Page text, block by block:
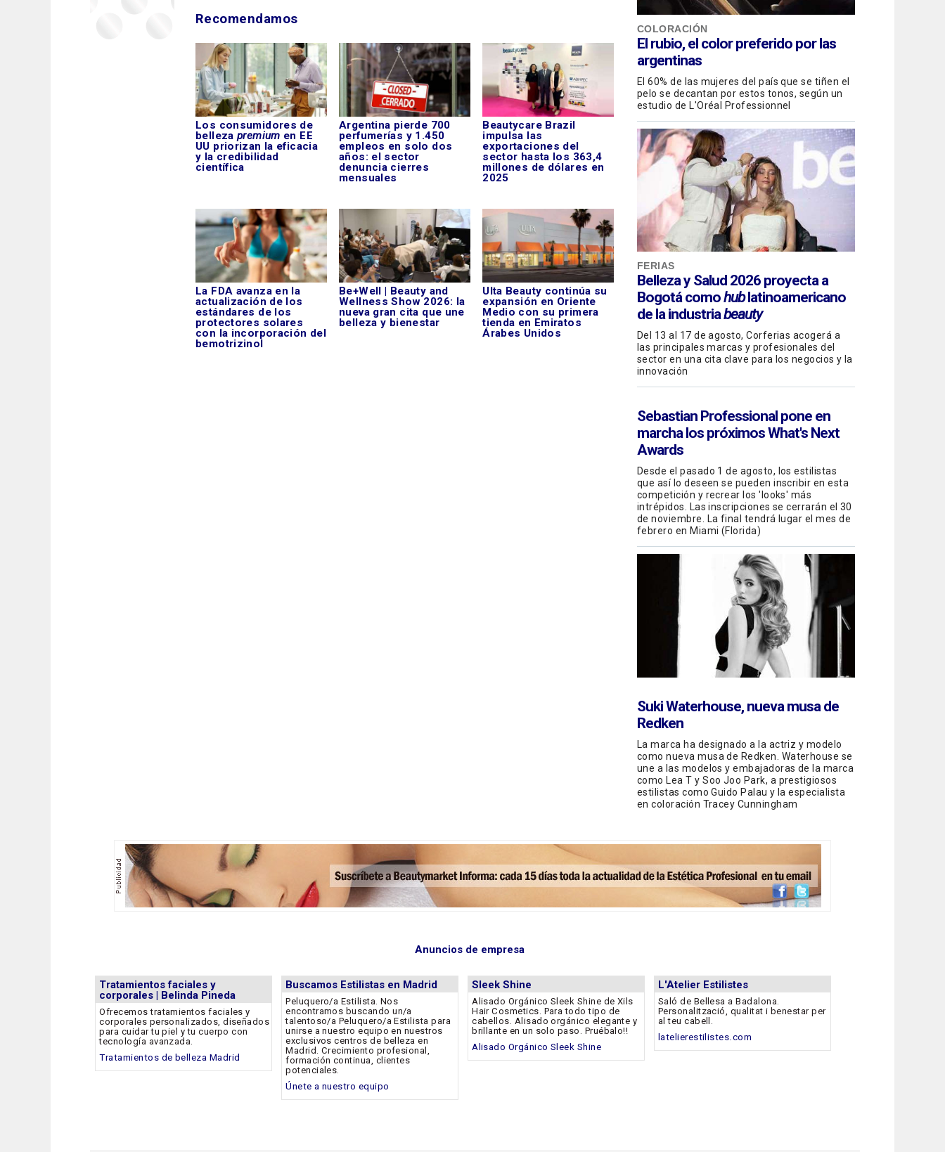
COLORACIÓN
El rubio, el color preferido por las
argentinas
El 60% de las mujeres del país que se tiñen el
pelo se decantan por estos tonos, según un
estudio de L'Oréal Professionnel
FERIAS
Belleza y Salud 2026 proyecta a
Bogotá comohublatinoamericano
de la industriabeauty
Del 13 al 17 de agosto, Corferias acogerá a
las principales marcas y profesionales del
sector en una cita clave para los negocios y la
innovación
Sebastian Professional pone en
marcha los próximos What's Next
Awards
Desde el pasado 1 de agosto, los estilistas
que así lo deseen se pueden inscribir en esta
competición y recrear los 'looks' más
intrépidos. Las inscripciones se cerrarán el 30
de noviembre. La final tendrá lugar el mes de
febrero en Miami (Florida)
Suki Waterhouse, nueva musa de
Redken
La marca ha designado a la actriz y modelo
como nueva musa de Redken. Waterhouse se
une a las modelos y embajadoras de la marca
como Lea T y Soo Joo Park, a prestigiosos
estilistas como Guido Palau y la especialista
en coloración Tracey Cunningham
Recomendamos
Los consumidores de
bellezapremium en EE
UU priorizan la eficacia
y la credibilidad
científica
Argentina pierde 700
perfumerías y 1.450
empleos en solo dos
años: el sector
denuncia cierres
mensuales
Beautycare Brazil
impulsa las
exportaciones del
sector hasta los 363,4
millones de dólares en
2025
La FDA avanza en la
actualización de los
estándares de los
protectores solares
con la incorporación del
bemotrizinol
Be+Well | Beauty and
Wellness Show 2026: la
nueva gran cita que une
belleza y bienestar
Ulta Beauty continúa su
expansión en Oriente
Medio con su primera
tienda en Emiratos
Árabes Unidos
Anuncios de empresa
Tratamientos faciales y
corporales | Belinda Pineda
Ofrecemos tratamientos faciales y
corporales personalizados, diseñados
para cuidar tu piel y tu cuerpo con
tecnología avanzada.
Tratamientos de belleza Madrid
Buscamos Estilistas en Madrid
Peluquero/a Estilista. Nos
encontramos buscando un/a
talentoso/a Peluquero/a Estilista para
unirse a nuestro equipo en nuestros
exclusivos centros de belleza en
Madrid. Crecimiento profesional,
formación continua, clientes
potenciales.
Únete a nuestro equipo
Sleek Shine
Alisado Orgánico Sleek Shine de Xils
Hair Cosmetics. Para todo tipo de
cabellos. Alisado orgánico elegante y
brillante en un solo paso. Pruébalo!!
Alisado Orgánico Sleek Shine
L'Atelier Estilistes
Saló de Bellesa a Badalona.
Personalització, qualitat i benestar per
al teu cabell.
latelierestilistes.com